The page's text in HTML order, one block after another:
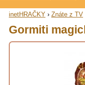
inetHRAČKY › Znáte z TV
Gormiti